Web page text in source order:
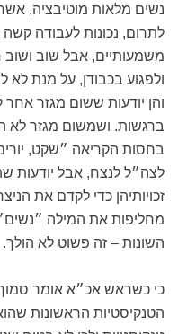
נשים מלאות מוטיבציה,
לתרום, נכונות לעבודה
משמעותיים, אבל שוב ושוב
ולפגוע בכבודן, על מנת לא
והן יודעות ששום מגזר
ברגשות. ושמשום מגזר לא
בחסות הקריאה ״שקט,
לצה״ל לנצח, אבל יודעות
זכויותיהן כדי לקדם את
מחליפות את המילה
השונות – זה פשוט לא הולך.
כי כשראש אכ״א אומר
הטנקיסטיות הראשונות